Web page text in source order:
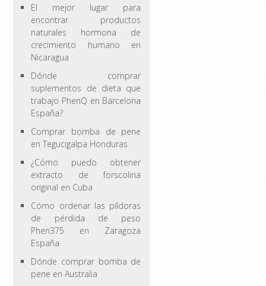
El mejor lugar para
encontrar productos
naturales hormona de
crecimiento humano en
Nicaragua
Dónde comprar
suplementos de dieta que
trabajo PhenQ en Barcelona
España?
Comprar bomba de pene
en Tegucigalpa Honduras
¿Cómo puedo obtener
extracto de forscolina
original en Cuba
Cómo ordenar las píldoras
de pérdida de peso
Phen375 en Zaragoza
España
Dónde comprar bomba de
pene en Australia